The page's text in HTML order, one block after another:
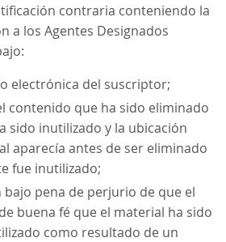
contraria conteniendo la
a los Agentes Designados
electrónica del suscriptor;
contenido que ha sido eliminado
sido inutilizado y la ubicación
aparecía antes de ser eliminado
fue inutilizado;
bajo pena de perjurio de que el
buena fé que el material ha sido
como resultado de un